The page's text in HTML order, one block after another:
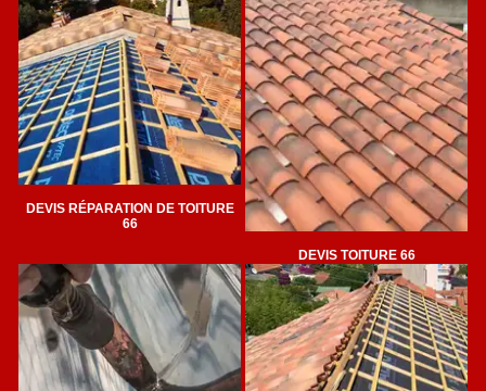
DEVIS RÉPARATION DE TOITURE
66
DEVIS TOITURE 66